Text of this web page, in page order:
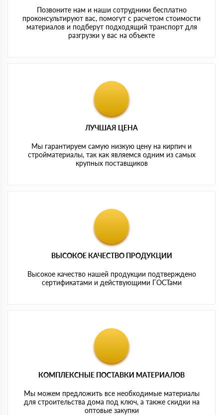
Позвоните нам и наши сотрудники бесплатно
проконсультируют вас, помогут с расчетом стоимости
материалов и подберут подходящий транспорт для
разгрузки у вас на объекте
ЛУЧШАЯ ЦЕНА
Мы гарантируем самую низкую цену на кирпич и
стройматериалы, так как являемся одним из самых
крупных поставщиков
ВЫСОКОЕ КАЧЕСТВО ПРОДУКЦИИ
Высокое качество нашей продукции подтверждено
сертификатами и действующими ГОСТами
КОМПЛЕКСНЫЕ ПОСТАВКИ МАТЕРИАЛОВ
Мы можем предложить все необходимые материалы
для строительства дома под ключ, а также скидки на
оптовые закупки